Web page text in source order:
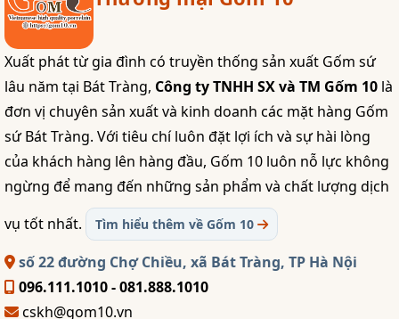
Xuất phát từ gia đình có truyền thống sản xuất Gốm sứ
lâu năm tại Bát Tràng, Công ty TNHH SX và TM Gốm 10 là
đơn vị chuyên sản xuất và kinh doanh các mặt hàng Gốm
sứ Bát Tràng. Với tiêu chí luôn đặt lợi ích và sự hài lòng
của khách hàng lên hàng đầu, Gốm 10 luôn nỗ lực không
ngừng để mang đến những sản phẩm và chất lượng dịch
vụ tốt nhất.
Tìm hiểu thêm về Gốm 10
số 22 đường Chợ Chiều, xã Bát Tràng, TP Hà Nội
096.111.1010 - 081.888.1010
cskh@gom10.vn